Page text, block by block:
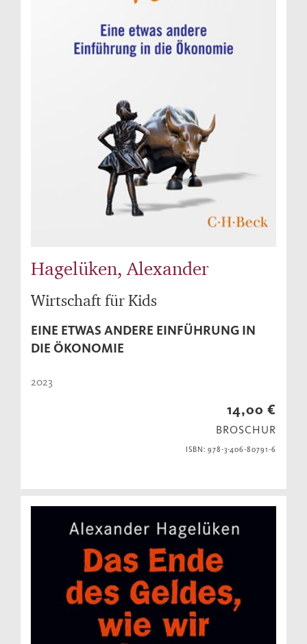
Hagelüken, Alexander
Wirtschaft für Kids
EINE ETWAS ANDERE EINFÜHRUNG IN
DIE ÖKONOMIE
2023
14,00 €
BROSCHUR
ISBN: 978-3-406-80791-6